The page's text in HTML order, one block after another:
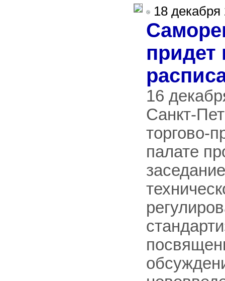
18
придет
16
Санкт-
торгово-
палате